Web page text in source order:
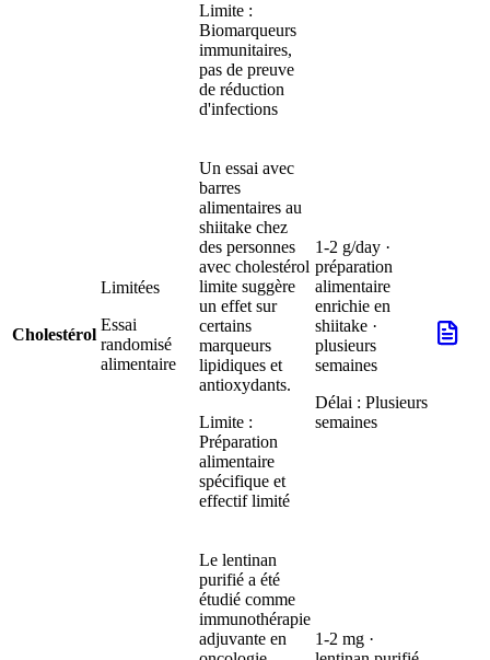
Limite :
Biomarqueurs
immunitaires,
pas de preuve
de réduction
d'infections
Cholestérol
Limitées
Essai
randomisé
alimentaire
Un essai avec
barres
alimentaires au
shiitake chez
des personnes
avec cholestérol
limite suggère
un effet sur
certains
marqueurs
lipidiques et
antioxydants.
Limite :
Préparation
alimentaire
spécifique et
effectif limité
1-2 g/day ·
préparation
alimentaire
enrichie en
shiitake ·
plusieurs
semaines
Délai : Plusieurs
semaines
Le lentinan
purifié a été
étudié comme
immunothérapie
adjuvante en
1-2 mg ·